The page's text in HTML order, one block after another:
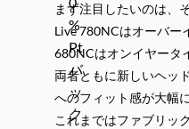
まず注目したいのは、
Live 780NCはオーバー
680NCはオンイヤータ
両者ともに新しいヘッ
へのフィット感が大幅
これまではファブリッ